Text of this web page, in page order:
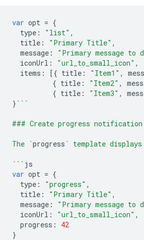
var opt = {
type : "list" ,
title : "Primary Title" ,
message : "Primary message to
iconUrl : "url_to_small_icon" ,
items : [{ title : "Item1" ,
{ title : "Item2" ,
{ title : "Item3" ,
} ```
### Create progress
The `progress ` template
``` js
var opt = {
type : "progress" ,
title : "Primary Title" ,
message : "Primary message to
iconUrl : "url_to_small_icon" ,
progress :
42
}